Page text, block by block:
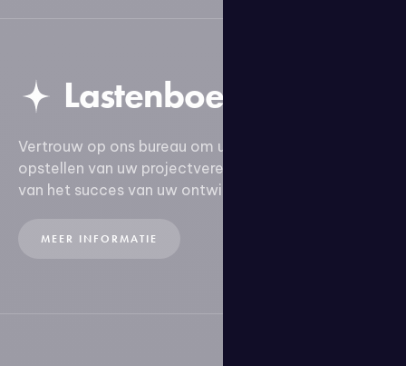
Lastenboek
Vertrouw op ons bureau om u te begeleiden bij het
opstellen van uw projectvereisten en het verzekeren
van het succes van uw ontwikkelingsproject.
MEER INFORMATIE